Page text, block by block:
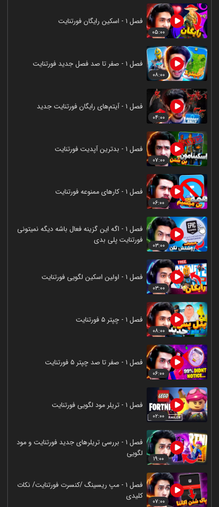
۰۵:۰۰
فصل ۱ - اسکین رایگان فورتنایت
۰۸:۰۰
فصل ۱ - صفر تا صد فصل جدید فورتنایت
۰۴:۰۰
فصل ۱ - آیتم‌های رایگان فورتنایت جدید
۰۷:۰۰
فصل ۱ - بدترین آپدیت فورتنایت
۰۶:۰۰
فصل ۱ - کارهای ممنوعه فورتنایت
۰۳:۰۰
فصل ۱ - اگه این گزینه فعال باشه دیگه نمیتونی
فورتنایت پلی بدی
۰۳:۰۰
فصل ۱ - اولین اسکین لگویی فورتنایت
۰۸:۰۰
فصل ۱ - چپتر ۵ فورتنایت
۰۶:۰۰
فصل ۱ - صفر تا صد چپتر ۵ فورتنایت
۰۲:۰۰
فصل ۱ - تریلر مود لگویی فورتنایت
۱۹:۰۰
فصل ۱ - بررسی تریلرهای جدید فورتنایت و مود
لگویی
۰۷:۰۰
فصل ۱ - مپ ریسینگ /کنسرت فورتنایت/ نکات
کلیدی